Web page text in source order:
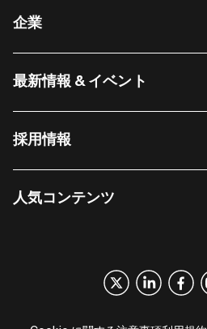
企業
最新情報 & イベント
採用情報
人気コンテンツ